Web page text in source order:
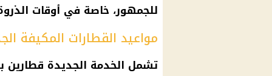
للجمهور، خاصة في أوقات
مواعيد القطارات المكيفة
تشمل الخدمة الجديدة قطارين